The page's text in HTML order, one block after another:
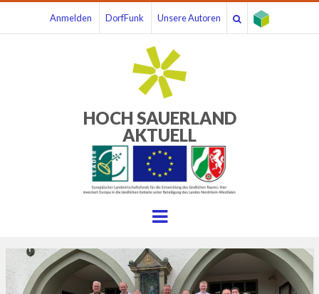
Anmelden DorfFunk Unsere Autoren
HOCH SAUERLAND
AKTUELL
Menu